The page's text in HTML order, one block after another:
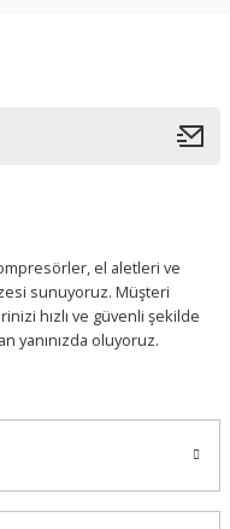
el aletleri ve
sunuyoruz. Müşteri
hızlı ve güvenli şekilde
yanınızda oluyoruz.